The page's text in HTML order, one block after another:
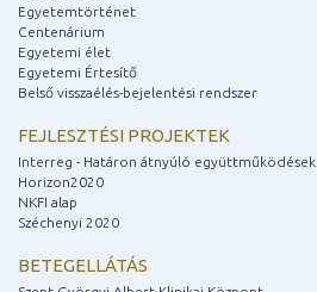
Egyetemtörténet
Centenárium
Egyetemi élet
Egyetemi Értesítő
Belső visszaélés-bejelentési rendszer
FEJLESZTÉSI PROJEKTEK
Interreg - Határon átnyúló együttműködések
Horizon2020
NKFI alap
Széchenyi 2020
BETEGELLÁTÁS